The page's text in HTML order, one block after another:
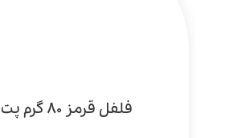
فلفل قرمز 80 گرم پت